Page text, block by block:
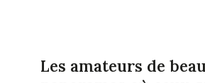
Les amateurs de